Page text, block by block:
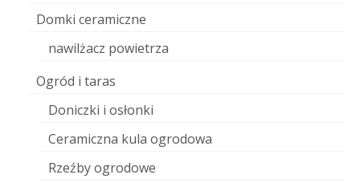
Domki ceramiczne
nawilżacz powietrza
Ogród i taras
Doniczki i osłonki
Ceramiczna kula ogrodowa
Rzeźby ogrodowe